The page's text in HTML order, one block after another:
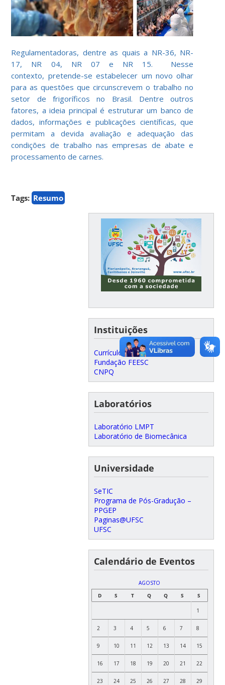
Regulamentadoras, dentre as quais a NR-36, NR-
17, NR 04, NR 07 e NR 15. Nesse
contexto, pretende-se estabelecer um novo olhar
para as questões que circunscrevem o trabalho no
setor de frigoríficos no Brasil. Dentre outros
fatores, a ideia principal é estruturar um banco de
dados, informações e publicações científicas, que
permitam a devida avaliação e adequação das
condições de trabalho nas empresas de abate e
processamento de carnes.
Tags: Resumo
Instituições
Currículo Lattes
Fundação FEESC
CNPQ
Laboratórios
Laboratório LMPT
Laboratório de Biomecânica
Universidade
SeTIC
Programa de Pós-Gradução –
PPGEP
Paginas@UFSC
UFSC
Calendário de Eventos
AGOSTO
D
S T Q Q S S
1
2 3 4 5 6 7 8
9 10 11 12 13 14 15
16 17 18 19 20 21 22
23 24 25 26 27 28 29